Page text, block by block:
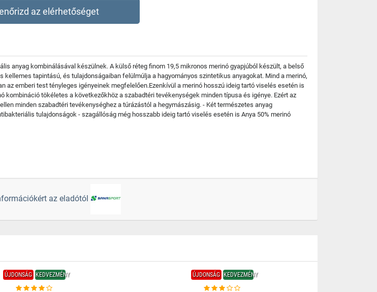
az elérhetőséget
anyag kombinálásával készülnek. A külső réteg finom 19,5 mikronos merinó gyapjúból készült, a belső
tapintású, és tulajdonságaiban felülmúlja a hagyományos szintetikus anyagokat. Mind a merinó,
emberi test tényleges igényeinek megfelelően.Ezenkívül a merinó hosszú ideig tartó viselés esetén is
tökéletes a következőkhöz a szabadtéri tevékenységek minden típusa és igénye. Ezért az
minden szabadtéri tevékenységhez a túrázástól a hegymászásig. - Két természetes anyag
tulajdonságok - szagállóság még hosszabb ideig tartó viselés esetén is Anya 50% merinó
az eladótól
ÚJDONSÁG KEDVEZMÉNY ÚJDONSÁG KEDVEZMÉNY